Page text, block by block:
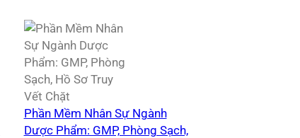
Phần Mềm Nhân Sự Ngành
Dược Phẩm: GMP, Phòng Sạch,